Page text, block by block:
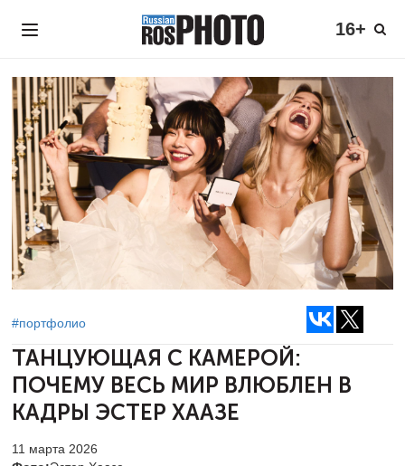
16+
#портфолио
ТАНЦУЮЩАЯ С КАМЕРОЙ:
ПОЧЕМУ ВЕСЬ МИР ВЛЮБЛЕН В
КАДРЫ ЭСТЕР ХААЗЕ
11 марта 2026